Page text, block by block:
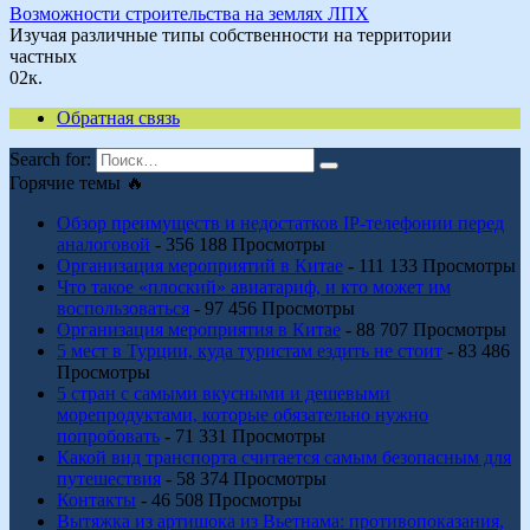
Возможности строительства на землях ЛПХ
Изучая различные типы собственности на территории
частных
02к.
Обратная связь
Search for:
Горячие темы 🔥
Обзор преимуществ и недостатков IP-телефонии перед
аналоговой - 356 188 Просмотры
Организация мероприятий в Китае - 111 133 Просмотры
Что такое «плоский» авиатариф, и кто может им
воспользоваться - 97 456 Просмотры
Организация мероприятия в Китае - 88 707 Просмотры
5 мест в Турции, куда туристам ездить не стоит - 83 486
Просмотры
5 стран с самыми вкусными и дешевыми
морепродуктами, которые обязательно нужно
попробовать - 71 331 Просмотры
Какой вид транспорта считается самым безопасным для
путешествия - 58 374 Просмотры
Контакты - 46 508 Просмотры
Вытяжка из артишока из Вьетнама: противопоказания,